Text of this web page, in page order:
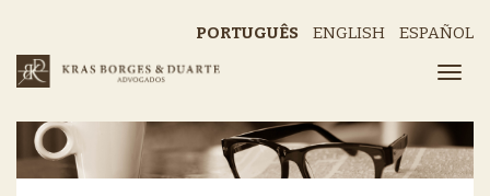
PORTUGUÊS ENGLISH ESPAÑOL